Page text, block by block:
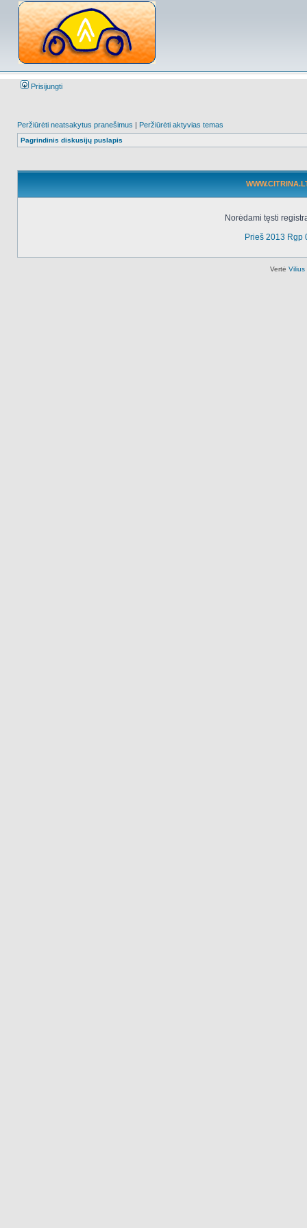
Prisijungti
Peržiūrėti neatsakytus pranešimus | Peržiūrėti aktyvias temas
Pagrindinis diskusijų puslapis
Norėdami tęsti
Prieš 2013 Rgp
Vertė Vilius